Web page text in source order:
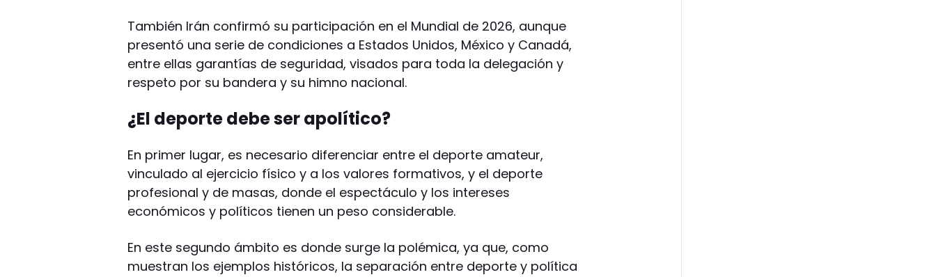
También Irán confirmó su participación en el Mundial de 2026, aunque
presentó una serie de condiciones a Estados Unidos, México y Canadá,
entre ellas garantías de seguridad, visados para toda la delegación y
respeto por su bandera y su himno nacional.
¿El deporte debe ser apolítico?
En primer lugar, es necesario diferenciar entre el deporte amateur,
vinculado al ejercicio físico y a los valores formativos, y el deporte
profesional y de masas, donde el espectáculo y los intereses
económicos y políticos tienen un peso considerable.
En este segundo ámbito es donde surge la polémica, ya que, como
muestran los ejemplos históricos, la separación entre deporte y política